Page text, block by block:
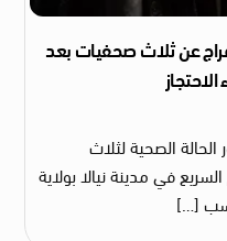
عن ثلاث صحفيات بعد
الصحية لثلاث
في مدينة نيالا بولاية